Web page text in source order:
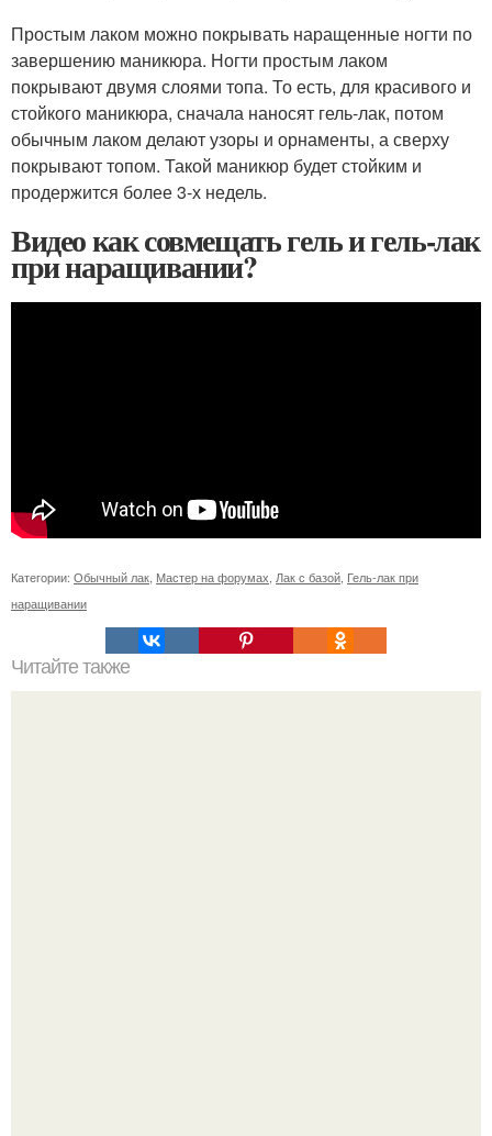
Простым лаком можно покрывать наращенные ногти по
завершению маникюра. Ногти простым лаком
покрывают двумя слоями топа. То есть, для красивого и
стойкого маникюра, сначала наносят гель-лак, потом
обычным лаком делают узоры и орнаменты, а сверху
покрывают топом. Такой маникюр будет стойким и
продержится более 3-х недель.
Видео как совмещать гель и гель-лак
при наращивании?
Категории: Обычный лак Мастер на форумах Лак с базой Гель-лак при
наращивании
Читайте также